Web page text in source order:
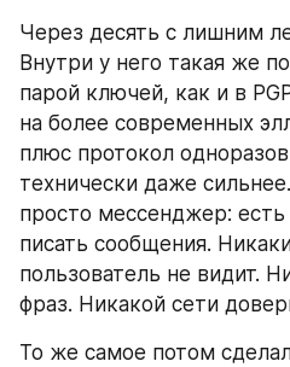
Через десять с лишним
Внутри у него такая же
парой ключей, как и в
на более современных
плюс протокол
технически даже
просто мессенджер:
писать сообщения.
пользователь не видит.
фраз. Никакой сети
То же самое потом